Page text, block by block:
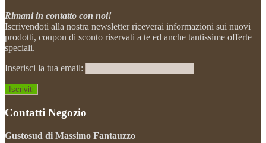
Rimani in contatto con noi!
Iscrivendoti alla nostra newsletter riceverai informazioni sui nuovi
prodotti, coupon di sconto riservati a te ed anche tantissime offerte
speciali.
Inserisci la tua email:
Contatti Negozio
Gustosud di Massimo Fantauzzo